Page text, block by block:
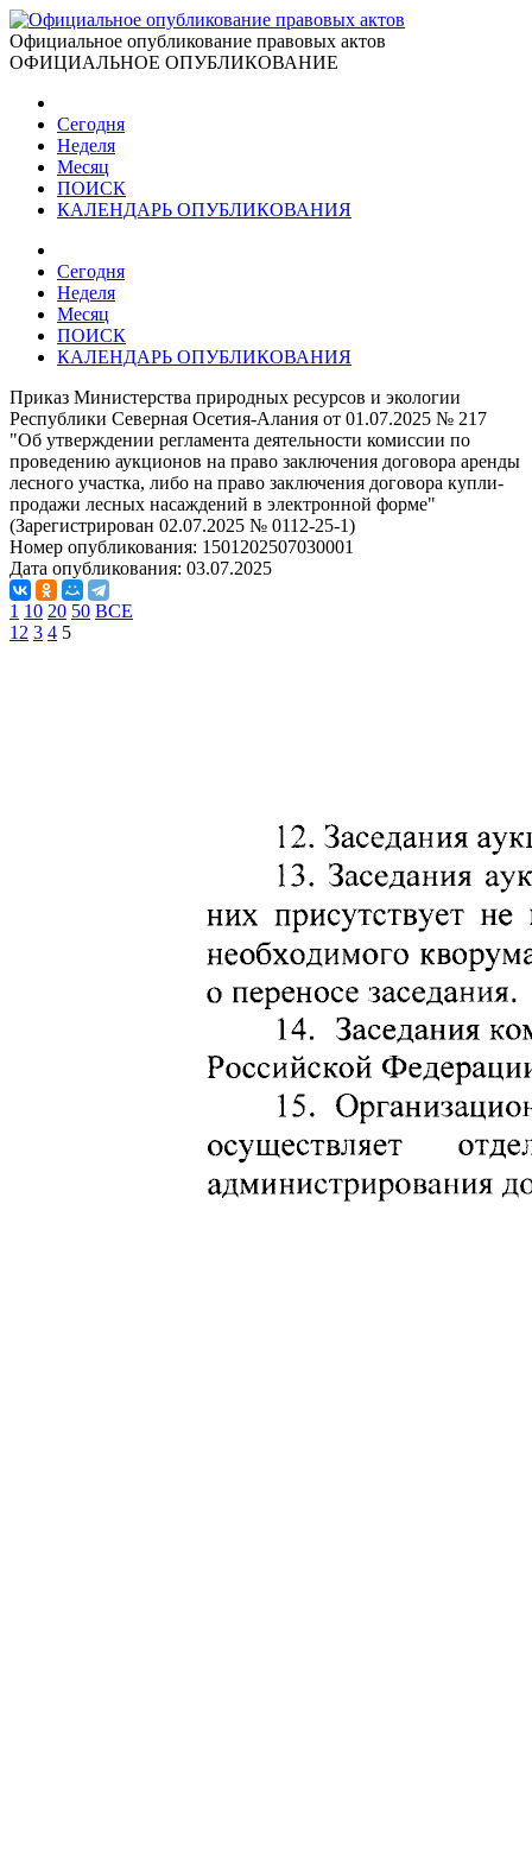
Официальное опубликование правовых актов
ОФИЦИАЛЬНОЕ ОПУБЛИКОВАНИЕ
Сегодня
Неделя
Месяц
ПОИСК
КАЛЕНДАРЬ ОПУБЛИКОВАНИЯ
Сегодня
Неделя
Месяц
ПОИСК
КАЛЕНДАРЬ ОПУБЛИКОВАНИЯ
Приказ Министерства природных ресурсов и экологии
Республики Северная Осетия-Алания от 01.07.2025 № 217
"Об утверждении регламента деятельности комиссии по
проведению аукционов на право заключения договора аренды
лесного участка, либо на право заключения договора купли-
продажи лесных насаждений в электронной форме"
(Зарегистрирован 02.07.2025 № 0112-25-1)
Номер опубликования: 1501202507030001
Дата опубликования: 03.07.2025
1 10 20 50 ВСЕ
1 2 3 4 5